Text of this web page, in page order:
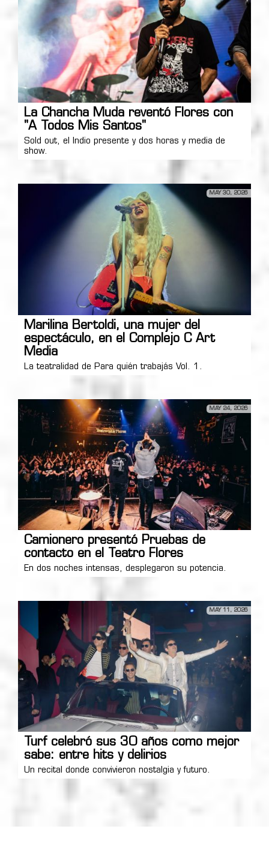
La Chancha Muda reventó Flores con
"A Todos Mis Santos"
Sold out, el Indio presente y dos horas y media de
show.
MAY 30, 2026
Marilina Bertoldi, una mujer del
espectáculo, en el Complejo C Art
Media
La teatralidad de Para quién trabajás Vol. 1.
MAY 24, 2026
Camionero presentó Pruebas de
contacto en el Teatro Flores
En dos noches intensas, desplegaron su potencia.
MAY 11, 2026
Turf celebró sus 30 años como mejor
sabe: entre hits y delirios
Un recital donde convivieron nostalgia y futuro.